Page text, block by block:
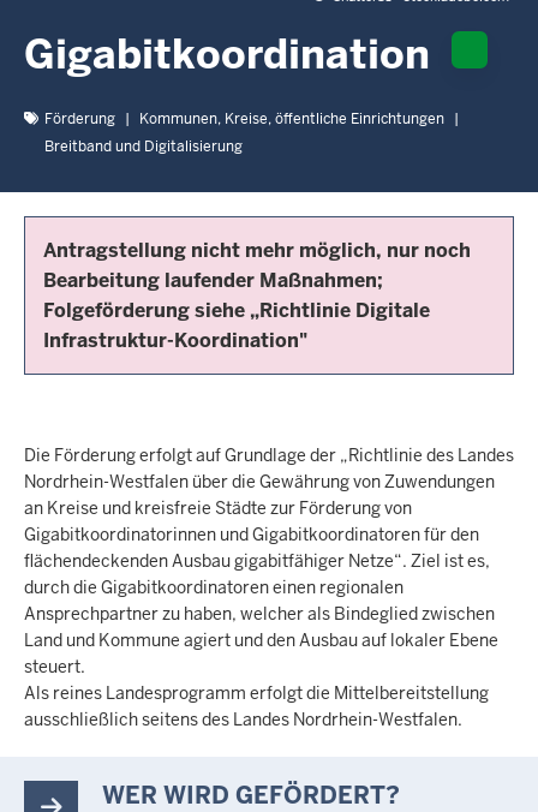
h
h
e
Gigabitkoordination
Förderung
Kommunen, Kreise, öffentliche Einrichtungen
Breitband und Digitalisierung
Antragstellung nicht mehr möglich, nur noch
Bearbeitung laufender Maßnahmen;
Folgeförderung siehe „Richtlinie Digitale
Infrastruktur-Koordination"
Die Förderung erfolgt auf Grundlage der „Richtlinie des Landes
Nordrhein-Westfalen über die Gewährung von Zuwendungen
an Kreise und kreisfreie Städte zur Förderung von
Gigabitkoordinatorinnen und Gigabitkoordinatoren für den
flächendeckenden Ausbau gigabitfähiger Netze“. Ziel ist es,
durch die Gigabitkoordinatoren einen regionalen
Ansprechpartner zu haben, welcher als Bindeglied zwischen
Land und Kommune agiert und den Ausbau auf lokaler Ebene
steuert.
Als reines Landesprogramm erfolgt die Mittelbereitstellung
ausschließlich seitens des Landes Nordrhein-Westfalen.
WER WIRD GEFÖRDERT?